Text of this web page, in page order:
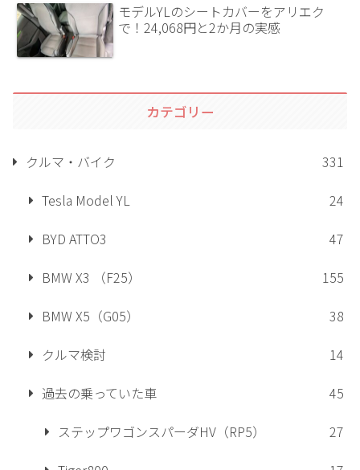
モデルYLのシートカバーをアリエク
で！24,068円と2か月の実感
カテゴリー
クルマ・バイク
331
Tesla Model YL
24
BYD ATTO3
47
BMW X3 （F25）
155
BMW X5（G05）
38
クルマ検討
14
過去の乗っていた車
45
ステップワゴンスパーダHV（RP5）
27